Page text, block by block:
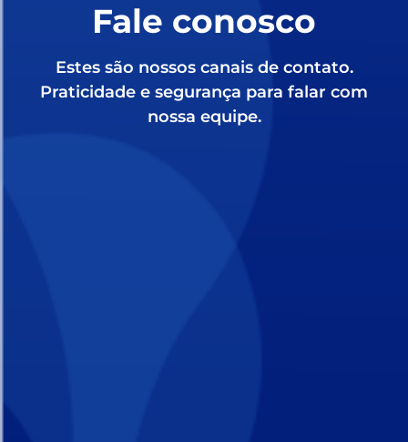
Fale conosco
Estes são nossos canais de contato.
Praticidade e segurança para falar com
nossa equipe.